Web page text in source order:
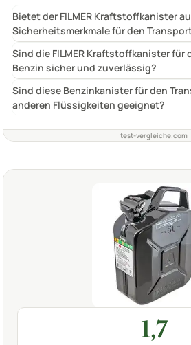
Bietet der FILMER Kraftstoffkanister
Sicherheitsmerkmale für den
Sind die FILMER Kraftstoffkanister für
Benzin sicher und zuverlässig?
Sind diese Benzinkanister für den
anderen Flüssigkeiten geeignet?
test-vergleiche.com
1,7